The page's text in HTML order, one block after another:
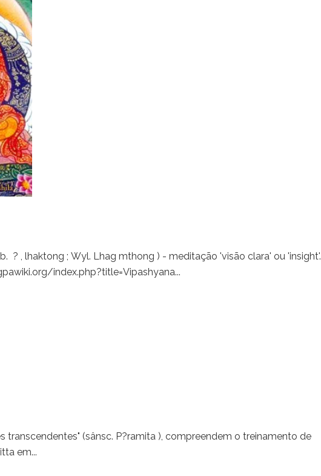
? , lhaktong ; Wyl. Lhag mthong ) - meditação 'visão clara' ou 'insight'.
index.php?title=Vipashyana...
transcendentes" (sânsc. P?ramita ), compreendem o treinamento de
em...